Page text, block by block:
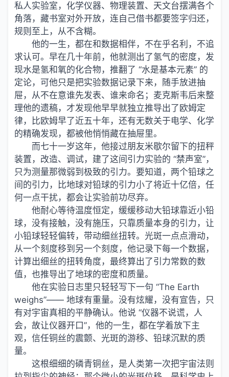
私人实验室，化学仪器、物理装置、天文台摆满各个
角落，藏书室对外开放，连自己借书都要签字归还，
规则至上，从不含糊。
他的一生，都在和数据相伴，不在乎名利，不追
求认可。早在几十年前，他就测出了氢气的密度，发
现水是氢和氧的化合物，推翻了 “水是基本元素” 的
定论，可他只是把实验数据记录下来，随手放进抽
屉，从不在意谁先发表、谁来命名；麦克斯韦后来整
理他的遗稿，才发现他早早就独立推导出了欧姆定
律，比欧姆早了近五十年，还有无数关于电学、化学
的精确发现，都被他悄悄藏在抽屉里。
而七十一岁这年，他接过朋友米歇尔留下的扭秤
装置，改造、调试，建了这间引力实验的 “禁声室”，
只为测量那微弱到极致的引力。要知道，两个铅球之
间的引力，比地球对铅球的引力小了将近十亿倍，任
何一点干扰，都会让实验前功尽弃。
他耐心等待温度恒定，缓缓移动大铅球靠近小铅
球，没有接触，没有施压，只靠质量本身的引力，让
小铅球轻轻偏转，带动细丝扭转。光斑一点点滑动，
从一个刻度移到另一个刻度，他记录下每一个数据，
计算出细丝的扭转角度，最终算出了引力常数的数
值，也推导出了地球的密度和质量。
他在实验日志里只轻轻写下一句 “The Earth
weighs”—— 地球有重量。没有炫耀，没有宣告，只
有对宇宙真相的平静确认。他说 “仪器不说谎，人
会，故让仪器开口”，他的一生，都在学着放下主
观，信任铜丝的震颤、光斑的游移、铅球沉默的质
量。
这根细细的磷青铜丝，是人类第一次把宇宙法则